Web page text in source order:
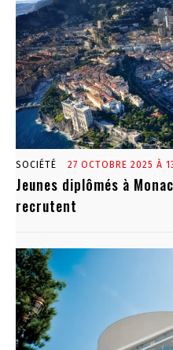
SOCIÉTÉ 27 OCTOBRE 2025 À
Jeunes diplômés à
recrutent